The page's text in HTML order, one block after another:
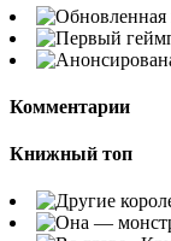
Комментарии
Книжный топ